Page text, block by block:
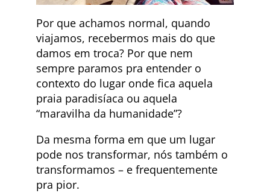
Por que achamos normal, quando
viajamos, recebermos mais do que
damos em troca? Por que nem
sempre paramos pra entender o
contexto do lugar onde fica aquela
praia paradisíaca ou aquela
“maravilha da humanidade”?
Da mesma forma em que um lugar
pode nos transformar, nós também o
transformamos – e frequentemente
pra pior.